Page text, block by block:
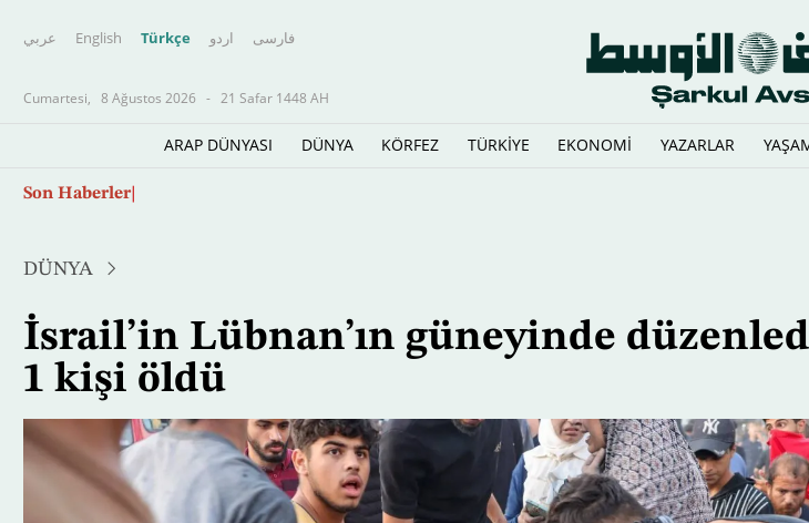
عربي English Türkçe اردو فارسى
Cumartesi, 8 Ağustos 2026 - 21 Safar 1448 AH
ARAP DÜNYASI DÜNYA KÖRFEZ TÜRKİYE EKONOMİ YAZARLAR
Ana
Son Haberler
DÜNYA
İsrail’in Lübnan’ın güneyinde
1 kişi öldü